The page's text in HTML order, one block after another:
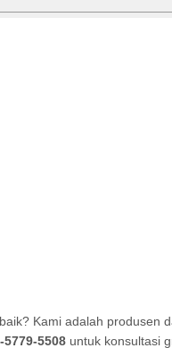
Kami adalah produsen
5779-5508untuk konsultasi